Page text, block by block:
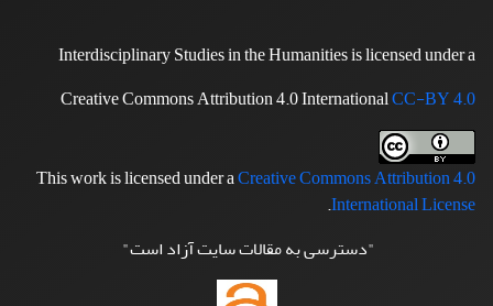
Interdisciplinary Studies in the Humanities is licensed under a
Creative Commons Attribution 4.0 InternationalCC-BY 4.0
This work is licensed under aCreative Commons Attribution 4.0
International License
.
"دسترسی به مقالات سایت آزاد است"